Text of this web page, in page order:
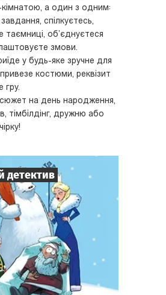
кімнатою, а один з одним:
спілкуєтесь,
таємниці, об’єднуєтеся
змови.
у будь-яке зручне для
костюми, реквізит
гру.
на день народження,
тімбілдінг, дружню або
детектив
10
1-2 год.
Детектив
Міні-квесторія